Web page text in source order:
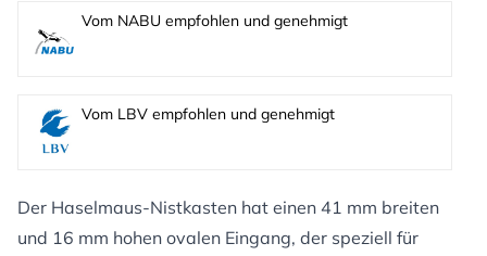
Vom NABU empfohlen und genehmigt
Vom LBV empfohlen und genehmigt
Der Haselmaus-Nistkasten hat einen 41 mm breiten
und 16 mm hohen ovalen Eingang, der speziell für